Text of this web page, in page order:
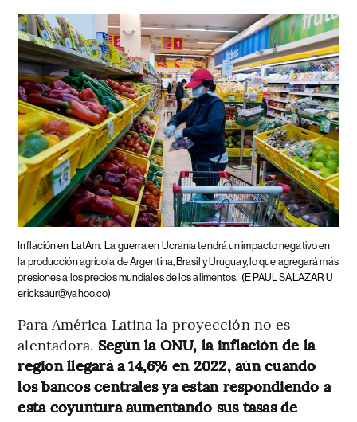
Inflación en LatAm. La guerra en Ucrania tendrá un impacto negativo en
la producción agrícola de Argentina, Brasil y Uruguay, lo que agregará más
presiones a los precios mundiales de los alimentos. (E PAUL SALAZAR U
ericksaur@yahoo.co)
Para América Latina la proyección no es
alentadora. Según la ONU, la inflación de la
región llegará a 14,6% en 2022, aún cuando
los bancos centrales ya están respondiendo a
esta coyuntura aumentando sus tasas de